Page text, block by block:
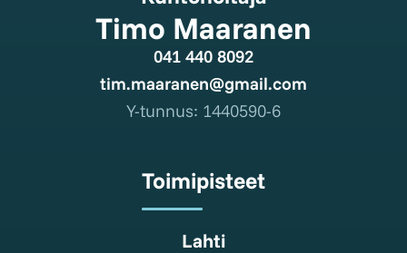
Timo Maaranen
041 440 8092
tim.maaranen@gmail.com
Y-tunnus: 1440590-6
Toimipisteet
Lahti